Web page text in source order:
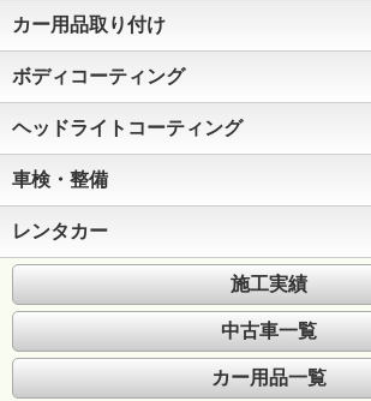
カー用品取り付け
ボディコーティング
ヘッドライトコーティング
車検・整備
レンタカー
施工実績
中古車一覧
カー用品一覧